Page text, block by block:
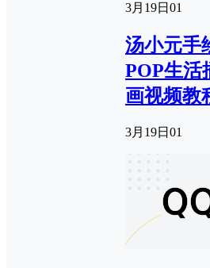
3月19日 01
汤小元手
POP生活
画视频教
3月19日 01